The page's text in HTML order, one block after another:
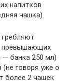
напитков
чашка).
превышающих
— банка 250 мл)
говоря уже о
более 2 чашек